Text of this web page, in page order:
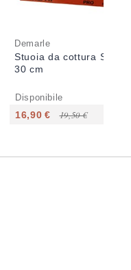
Demarle
Stuoia da cottura Silpat
30 cm
Disponibile
16,90 € 19,50 €